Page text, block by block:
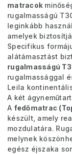
matracok
rugalmasságú
leginkább
amelyek
Specifikus
alátámasztást
rugalmasságú
rugalmassággal
Leila
A két
A fedőmatrac
készült, amely
mozdulatára.
melynek
egész éjszaka